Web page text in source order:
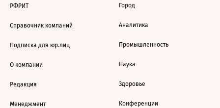
РФРИТ
Справочник компаний
Подписка для юр.лиц
О компании
Редакция
Менеджмент
Город
Аналитика
Промышленность
Наука
Здоровье
Конференции